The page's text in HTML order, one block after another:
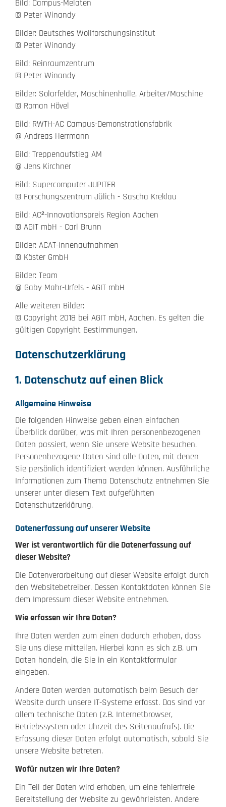
Bild: Campus-Melaten
© Peter Winandy
Bilder: Deutsches Wollforschungsinstitut
© Peter Winandy
Bild: Reinraumzentrum
© Peter Winandy
Bilder: Solarfelder, Maschinenhalle, Arbeiter/Maschine
© Roman Hövel
Bild: RWTH-AC Campus-Demonstrationsfabrik
@ Andreas Herrmann
Bild: Treppenaufstieg AM
@ Jens Kirchner
Bild: Supercomputer JUPITER
© Forschungszentrum Jülich - Sascha Kreklau
Bild: AC²-Innovationspreis Region Aachen
© AGIT mbH - Carl Brunn
Bilder: ACAT-Innenaufnahmen
© Köster GmbH
Bilder: Team
@ Gaby Mahr-Urfels - AGIT mbH
Alle weiteren Bilder:
© Copyright 2018 bei AGIT mbH, Aachen. Es gelten die
gültigen Copyright Bestimmungen.
Datenschutzerklärung
1. Datenschutz auf einen Blick
Allgemeine Hinweise
Die folgenden Hinweise geben einen einfachen
Überblick darüber, was mit Ihren personenbezogenen
Daten passiert, wenn Sie unsere Website besuchen.
Personenbezogene Daten sind alle Daten, mit denen
Sie persönlich identifiziert werden können. Ausführliche
Informationen zum Thema Datenschutz entnehmen Sie
unserer unter diesem Text aufgeführten
Datenschutzerklärung.
Datenerfassung auf unserer Website
Wer ist verantwortlich für die Datenerfassung auf
dieser Website?
Die Datenverarbeitung auf dieser Website erfolgt durch
den Websitebetreiber. Dessen Kontaktdaten können Sie
dem Impressum dieser Website entnehmen.
Wie erfassen wir Ihre Daten?
Ihre Daten werden zum einen dadurch erhoben, dass
Sie uns diese mitteilen. Hierbei kann es sich z.B. um
Daten handeln, die Sie in ein Kontaktformular
eingeben.
Andere Daten werden automatisch beim Besuch der
Website durch unsere IT-Systeme erfasst. Das sind vor
allem technische Daten (z.B. Internetbrowser,
Betriebssystem oder Uhrzeit des Seitenaufrufs). Die
Erfassung dieser Daten erfolgt automatisch, sobald Sie
unsere Website betreten.
Wofür nutzen wir Ihre Daten?
Ein Teil der Daten wird erhoben, um eine fehlerfreie
Bereitstellung der Website zu gewährleisten. Andere